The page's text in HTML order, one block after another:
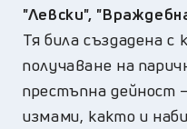
"Левски",
Тя била създадена с
получаване на
престъпна дейност
измами, както и